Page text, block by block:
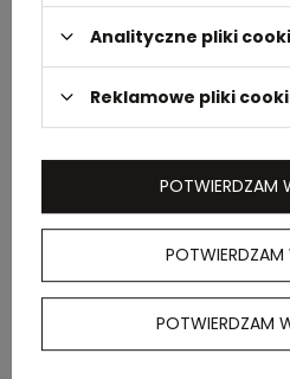
OPIS
płomienia. Możliwość
Analityczne pliki
Reklamowe pliki
POTWIERDZAM
POTWIERDZAM
POTWIERDZAM